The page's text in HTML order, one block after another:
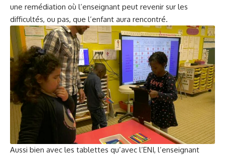
une remédiation où l’enseignant peut revenir sur les
difficultés, ou pas, que l’enfant aura rencontré.
Aussi bien avec les tablettes qu’avec l’ENI, l’enseignant